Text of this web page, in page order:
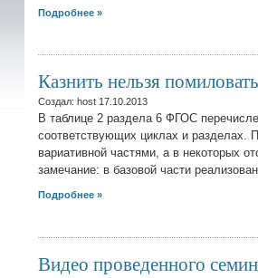
Подробнее »
Казнить нельзя
Создал: host 17.10.2013
В таблице 2 раздела 6 ФГОС
соответствующих циклах и разделах.
вариативной частями, а в некоторых
замечание: в базовой части
Подробнее »
Видео проведенного